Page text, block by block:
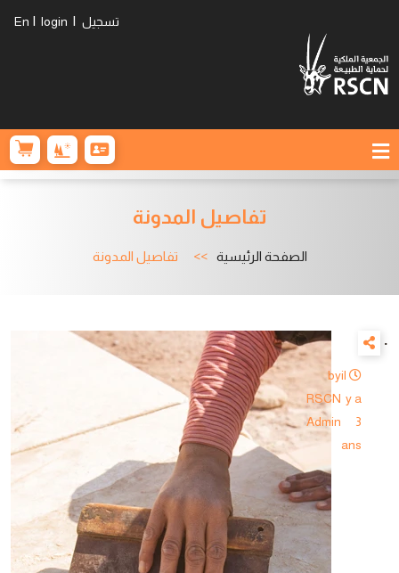
تسجيل |
login
|
En
تفاصيل المدونة
الصفحة الرئيسية تفاصيل المدونة
.
il
y a
3
ans
by
RSCN
Admin